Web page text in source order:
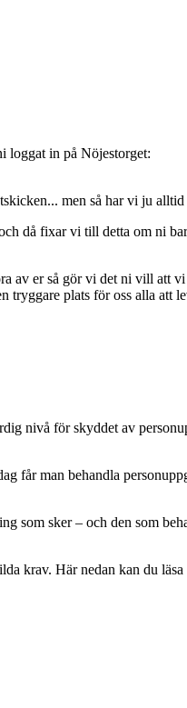
loggat in på Nöjestorget:
men så har vi ju
då fixar vi till detta om ni
av er så gör vi det ni vill
tryggare plats för oss alla att
nivå för skyddet av
får man behandla
som sker – och den som
krav. Här nedan kan du